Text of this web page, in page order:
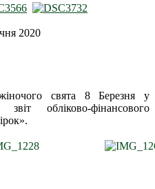
2020
свята 8 Березня у
обліково-фінансового